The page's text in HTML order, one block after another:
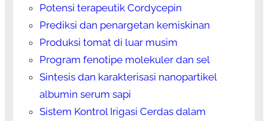
Potensi terapeutik Cordycepin
Prediksi dan penargetan kemiskinan
Produksi tomat di luar musim
Program fenotipe molekuler dan sel
Sintesis dan karakterisasi nanopartikel
albumin serum sapi
Sistem Kontrol Irigasi Cerdas dalam